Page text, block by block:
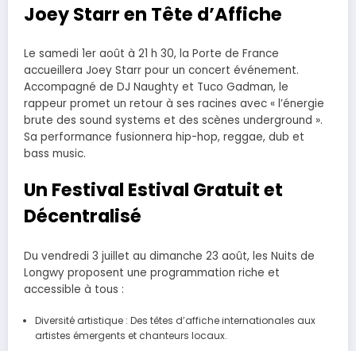
Joey Starr en Tête d’Affiche
Le samedi 1er août à 21 h 30, la Porte de France
accueillera Joey Starr pour un concert événement.
Accompagné de DJ Naughty et Tuco Gadman, le
rappeur promet un retour à ses racines avec « l’énergie
brute des sound systems et des scènes underground ».
Sa performance fusionnera hip-hop, reggae, dub et
bass music.
Un Festival Estival Gratuit et
Décentralisé
Du vendredi 3 juillet au dimanche 23 août, les Nuits de
Longwy proposent une programmation riche et
accessible à tous :
Diversité artistique : Des têtes d’affiche internationales aux
artistes émergents et chanteurs locaux.